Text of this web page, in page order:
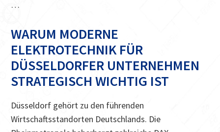
…
WARUM MODERNE
ELEKTROTECHNIK FÜR
DÜSSELDORFER UNTERNEHMEN
STRATEGISCH WICHTIG IST
Düsseldorf gehört zu den führenden
Wirtschaftsstandorten Deutschlands. Die